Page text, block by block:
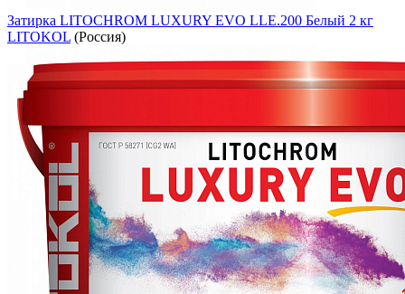
Затирка LITOCHROM LUXURY EVO LLE.200 Белый 2 кг
LITOKOL (Россия)